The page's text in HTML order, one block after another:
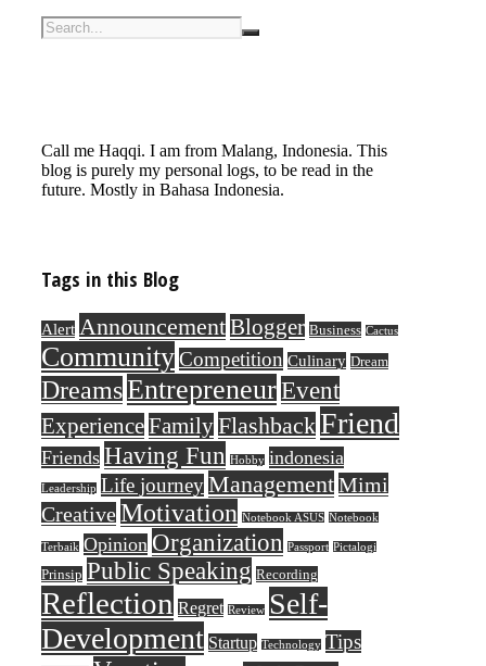
Call me Haqqi. I am from Malang, Indonesia. This
blog is purely my personal logs, to be read in the
future. Mostly in Bahasa Indonesia.
Tags in this Blog
Alert AnnouncementBlogger Business Cactus
CommunityCompetition Culinary Dream
DreamsEntrepreneurEvent
ExperienceFamilyFlashbackFriend
Friends Having Fun Hobby indonesia
Leadership Life journeyManagementMimi
CreativeMotivation Notebook ASUS Notebook
Terbaik Opinion Organization Passport Pictalogi
Prinsip Public Speaking Recording
Reflection Regret Review Self-
Development Startup Technology Tips